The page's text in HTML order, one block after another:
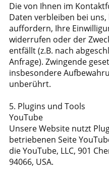
Die von Ihnen im
Daten verbleiben bei
auffordern, Ihre
widerrufen oder der
entfällt (z.B. nach
Anfrage). Zwingende
insbesondere
unberührt.
5. Plugins und Tools
YouTube
Unsere Website nutzt
betriebenen Seite
die YouTube, LLC, 901
94066, USA.